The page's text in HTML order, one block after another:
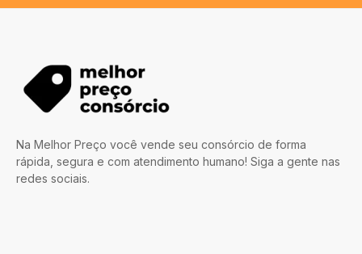
Na Melhor Preço você vende seu consórcio de forma
rápida, segura e com atendimento humano! Siga a gente nas
redes sociais.